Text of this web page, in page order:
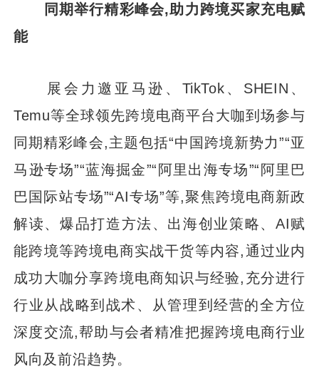
同期举行精彩峰会,助力跨境买家充电赋
能
展会力邀亚马逊、TikTok、SHEIN、
Temu等全球领先跨境电商平台大咖到场参与
同期精彩峰会,主题包括“中国跨境新势力”“亚
马逊专场”“蓝海掘金”“阿里出海专场”“阿里巴
巴国际站专场”“AI专场”等,聚焦跨境电商新政
解读、爆品打造方法、出海创业策略、AI赋
能跨境等跨境电商实战干货等内容,通过业内
成功大咖分享跨境电商知识与经验,充分进行
行业从战略到战术、从管理到经营的全方位
深度交流,帮助与会者精准把握跨境电商行业
风向及前沿趋势。